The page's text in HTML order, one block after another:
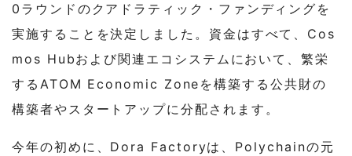
0ラウンドのクアドラティック・ファンディングを
実施することを決定しました。資金はすべて、Cos
mos Hubおよび関連エコシステムにおいて、繁栄
するATOM Economic Zoneを構築する公共財の
構築者やスタートアップに分配されます。
今年の初めに、Dora Factoryは、Polychainの元